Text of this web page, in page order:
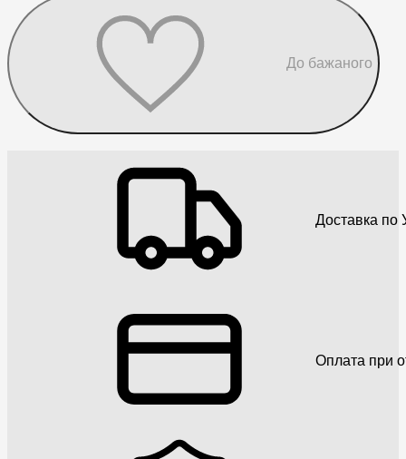
До бажаного
Доставка по
Оплата при